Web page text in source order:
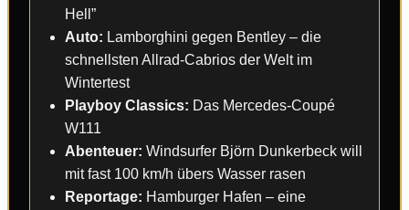
Hell”
Auto: Lamborghini gegen Bentley – die
schnellsten Allrad-Cabrios der Welt im
Wintertest
Playboy Classics: Das Mercedes-Coupé
W111
Abenteuer: Windsurfer Björn Dunkerbeck will
mit fast 100 km/h übers Wasser rasen
Reportage: Hamburger Hafen – eine